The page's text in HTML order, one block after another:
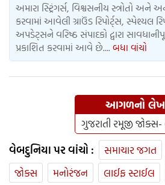
અમારા સ્ટ્રિંગર્સ, વિશ્વસનીય સ્ત્રોતો અને
કરવામાં આવેલી ગ્રાઉંડ રિપોર્ટ્સ, સ્પેશ્યલ
અપડેટ્સને વરિષ્ઠ સંપાદકો દ્વારા
પ્રકાશિત કરવામાં આવે છે.... બધા વાંચો
આગળનો લેખ
ગુજરાતી રમૂજી
વેબદુનિયા પર વાંચો : સમાચાર જગત
જોક્સ
મનોરંજન લાઈફ સ્ટાઈલ